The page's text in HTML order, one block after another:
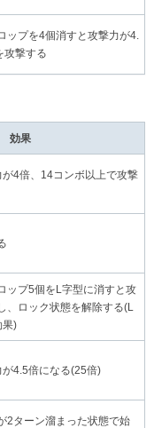
ップを4個消すと攻撃力が4.
攻撃する
効果
4倍、14コンボ以上で攻撃
ップ5個をL字型に消すと攻
、ロック状態を解除する(L
果)
4.5倍になる(25倍)
2ターン溜まった状態で始